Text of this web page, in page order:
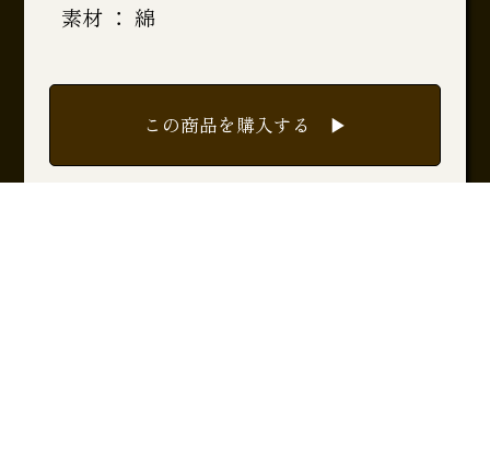
素材 ： 綿
この商品を購入する ▶︎